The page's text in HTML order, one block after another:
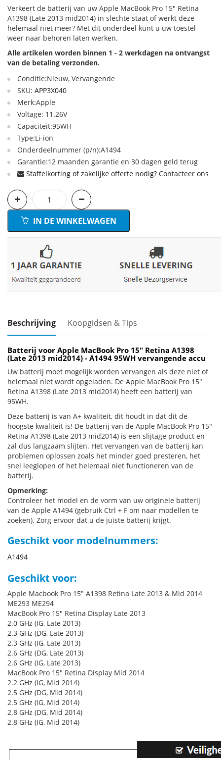
Verkeert de batterij van uw Apple MacBook Pro 15" Retina
A1398 (Late 2013 mid2014) in slechte staat of werkt deze
helemaal niet meer? Met dit onderdeel kunt u uw toestel
weer naar behoren laten werken.
Alle artikelen worden binnen 1 - 2 werkdagen na ontvangst
van de betaling verzonden.
Conditie:Nieuw, Vervangende
SKU: APP3X040
Merk:Apple
Voltage: 11.26V
Capaciteit:95WH
Type:Li-ion
Onderdeelnummer (p/n):A1494
Garantie:12 maanden garantie en 30 dagen geld terug
Staffelkorting of zakelijke offerte nodig? Contacteer ons
IN DE WINKELWAGEN
Beschrijving Koopgidsen & Tips
Batterij voor Apple MacBook Pro 15" Retina A1398
(Late 2013 mid2014) - A1494 95WH vervangende accu
Uw batterij moet mogelijk worden vervangen als deze niet of
helemaal niet wordt opgeladen. De Apple MacBook Pro 15"
Retina A1398 (Late 2013 mid2014) heeft een batterij van
95WH.
Deze batterij is van A+ kwaliteit, dit houdt in dat dit de
hoogste kwaliteit is! De batterij van de Apple MacBook Pro 15"
Retina A1398 (Late 2013 mid2014) is een slijtage product en
zal dus langzaam slijten. Het vervangen van de batterij kan
problemen oplossen zoals het minder goed presteren, het
snel leeglopen of het helemaal niet functioneren van de
batterij.
Opmerking:
Controleer het model en de vorm van uw originele batterij
van de Apple A1494 (gebruik Ctrl + F om naar modellen te
zoeken). Zorg ervoor dat u de juiste batterij krijgt.
Geschikt voor modelnummers:
A1494
Geschikt voor:
Apple Macbook Pro 15" A1398 Retina Late 2013 & Mid 2014
ME293 ME294
MacBook Pro 15" Retina Display Late 2013
2.0 GHz (IG, Late 2013)
2.3 GHz (DG, Late 2013)
2.3 GHz (IG, Late 2013)
2.6 GHz (DG, Late 2013)
2.6 GHz (IG, Late 2013)
MacBook Pro 15" Retina Display Mid 2014
2.2 GHz (IG, Mid 2014)
2.5 GHz (DG, Mid 2014)
2.5 GHz (IG, Mid 2014)
2.8 GHz (DG, Mid 2014)
2.8 GHz (IG, Mid 2014)